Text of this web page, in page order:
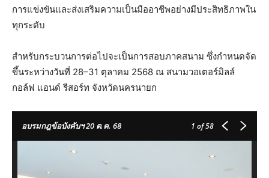
การแข่งขันและส่งเสริมความเป็นมืออาชีพอย่างมีประสิทธิภาพใน
ทุกระดับ
สำหรับกระบวนการต่อไปจะเป็นการสอบภาคสนาม ซึ่งกำหนดจัด
ขึ้นระหว่างวันที่ 28–31 ตุลาคม 2568 ณ สนามวอเตอร์มิลล์
กอล์ฟ แอนด์ รีสอร์ท จังหวัดนครนายก
อบรมกฎข้อบังคับฯ 20 ต.ค. 68 1 of 58